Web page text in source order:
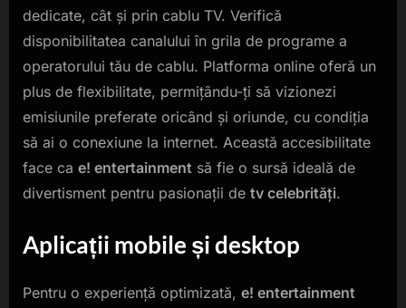
dedicate, cât și prin cablu TV. Verifică
disponibilitatea canalului în grila de programe a
operatorului tău de cablu. Platforma online oferă un
plus de flexibilitate, permițându-ți să vizionezi
emisiunile preferate oricând și oriunde, cu condiția
să ai o conexiune la internet. Această accesibilitate
face ca e! entertainment să fie o sursă ideală de
divertisment pentru pasionații de tv celebrități.
Aplicații mobile și desktop
Pentru o experiență optimizată, e! entertainment